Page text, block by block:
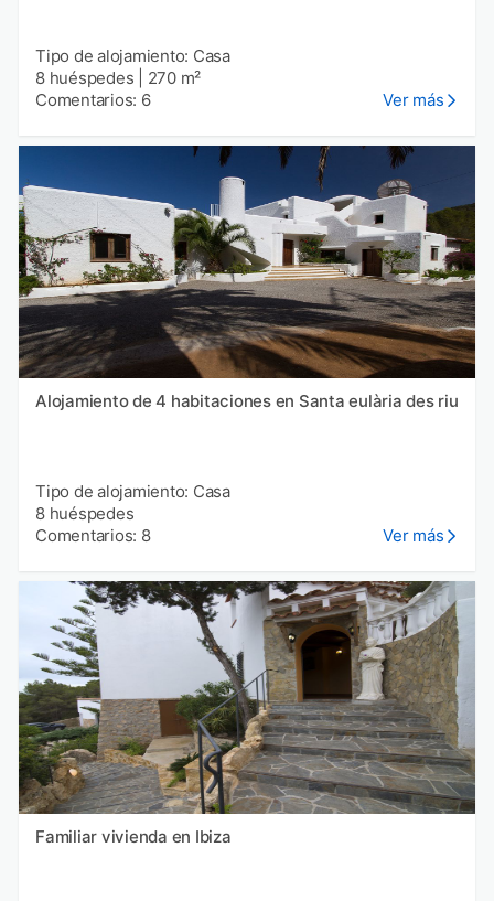
Tipo de alojamiento: Casa
8 huéspedes
270 m²
Comentarios: 6
Ver más
Alojamiento de 4 habitaciones en Santa eulària des riu
Tipo de alojamiento: Casa
8 huéspedes
Comentarios: 8
Ver más
Familiar vivienda en Ibiza